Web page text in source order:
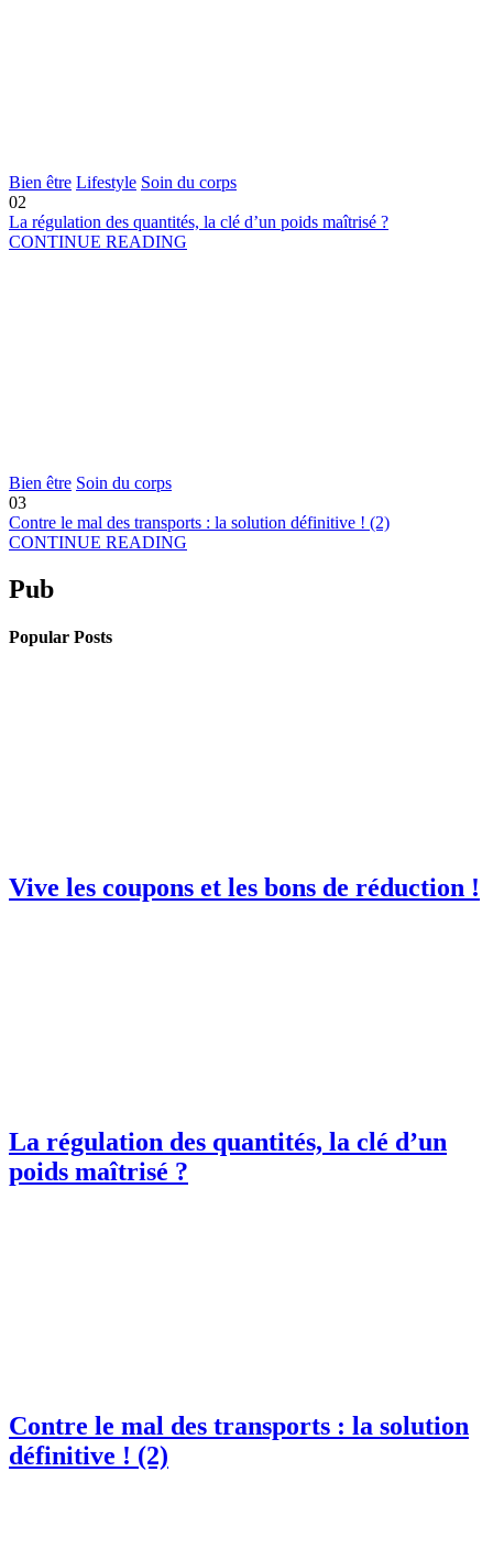
Bien être Lifestyle Soin du corps
02
La régulation des quantités, la clé d’un poids maîtrisé ?
CONTINUE READING
Bien être Soin du corps
03
Contre le mal des transports : la solution définitive ! (2)
CONTINUE READING
Pub
Popular Posts
Vive les coupons et les bons de réduction !
La régulation des quantités, la clé d’un
poids maîtrisé ?
Contre le mal des transports : la solution
définitive ! (2)